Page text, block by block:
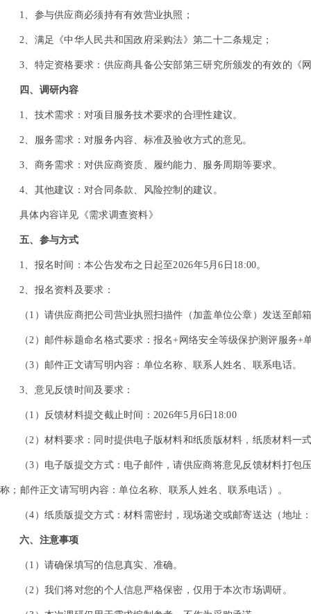
1、参与供应商必须持有有效营业执照；
2、满足《中华人民共和国政府采购法》第二十二条规定；
3、特定资格要求：供应商具备公安部第三研究所颁发的有效的《
四、调研内容
1、技术需求：对项目服务技术要求的合理性建议。
2、服务需求：对服务内容、标准及验收方式的意见。
3、商务需求：对供应商资质、履约能力、服务周期等要求。
4、其他建议：对合同条款、风险控制的建议。
具体内容详见《需求调查资料》
五、参与方式
1、报名时间：本公告发布之日起至2026年5月6日18:00。
2、报名资料及要求：
（1）请供应商把公司营业执照扫描件（加盖单位公章）发送至邮
（2）邮件标题命名格式要求：报名+网络安全等级保护测评服务+
（3）邮件正文请写明内容：单位名称、联系人姓名、联系电话。
3、意见反馈时间及要求：
（1）反馈材料提交截止时间：2026年5月6日18:00
（2）材料要求：同时提供电子版材料和纸质版材料，纸质材料一
（3）电子版提交方式：电子邮件，请供应商将意见反馈材料打
称；邮件正文请写明内容：单位名称、联系人姓名、联系电话）。
（4）纸质版提交方式：材料需密封，现场递交或邮寄送达（地
六、注意事项
（1）请确保填写的信息真实、准确。
（2）我们将对您的个人信息严格保密，仅用于本次市场调研。